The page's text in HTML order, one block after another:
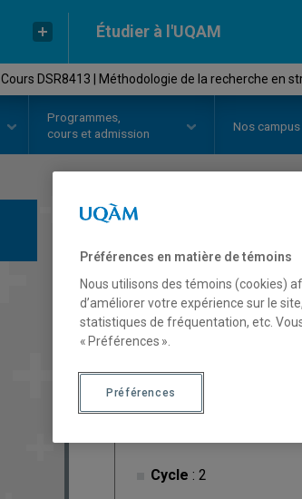
Étudier à l'UQAM
Cours DSR8413 | Méthodologie de la recherche en
Programmes,
cours et admission
Nos campus
Description
Cycle : 2
Préférences en matière de témoins
Nous utilisons des témoins (cookies)
d’améliorer votre expérience sur le
statistiques de fréquentation, etc.
« Préférences ».
Préférences